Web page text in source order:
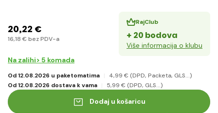
20,22 €
16,18 € bez PDV-a
RajClub
+ 20 bodova
Više informacija o klubu
Na zalihi> 5 komada
Od 12.08.2026 u paketomatima 4,99 € (DPD, Packeta, GLS...)
Od 12.08.2026 dostava k vama
5,99 € (DPD, GLS...)
Dodaj u košaricu